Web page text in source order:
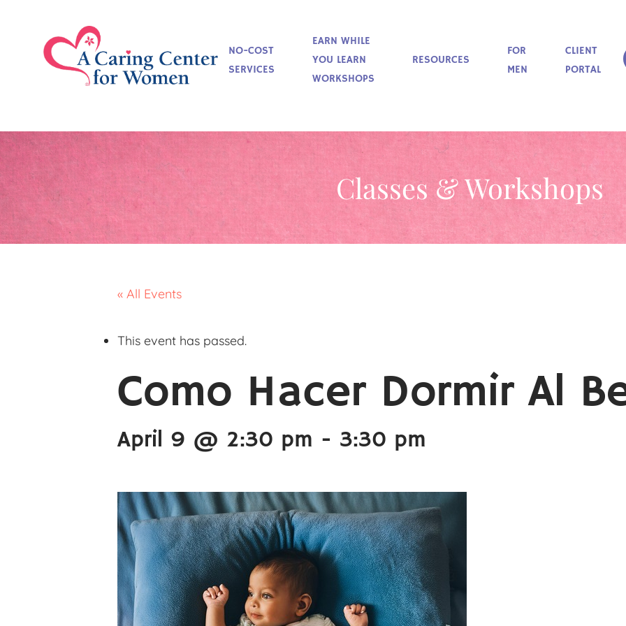
NO-COST
SERVICES
EARN WHILE
YOU LEARN
WORKSHOPS
RESOURCES
FOR
MEN
CLIENT
PORTAL
Classes & Workshops
« All Events
This event has passed.
Como Hacer Dormir Al
April 9 @ 2:30 pm - 3:30 pm